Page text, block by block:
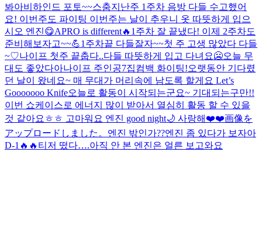
봐아비하인드 포토~~스춤지난주 1주차 음방 다들 수고했어
요! 이번주도 파이팅 이번주는 날이 추우니 옷 따뜻하게 입으
시오 엔진😋APRO is different🔥 1주차 잘 끝냈다! 이제 2주차도
준비해보자고~~💪1주차끝 다들잘자~~첫 주 고생 많았다 다들
~♡나이프 첫주 끝춥다..다들 따뜻하게 입고 다녀요🥶오늘 무
대도 좋았다아나이프 주인공7집컴백 화이팅!오랫동안 기다렸
던 날이 왔네요~ 매 무대가 머리속에 남도록 할게요 Let’s
Gooooooo Knife오늘로 활동이 시작되는군요~ 기대되는구만!!
이번 쇼케이스로 에너지 많이 받아서 열심히 활동 할 수 있을
것 같아요ㅎㅎ 고마워요 엔진 good night🌙 사랑해❤️❤️画像を
アップロードしました。 엔진 밖인가??엔진 좀 있다가 보자아
D-1🔥🔥 티저 떴다….아직 안 본 엔진은 얼른 보고와요